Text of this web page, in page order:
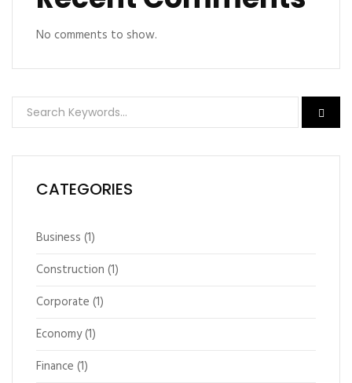
No comments to show.
CATEGORIES
Business (1)
Construction (1)
Corporate (1)
Economy(1)
Finance (1)